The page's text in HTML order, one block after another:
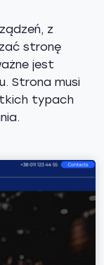
z
stronę
jest
Strona musi
typach